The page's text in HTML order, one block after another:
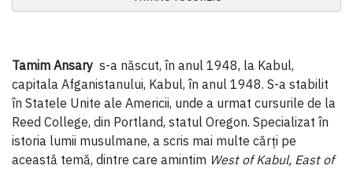
Tamim Ansary s-a născut, în anul 1948, la Kabul,
capitala Afganistanului, Kabul, în anul 1948. S-a stabilit
în Statele Unite ale Americii, unde a urmat cursurile de la
Reed College, din Portland, statul Oregon. Specializat în
istoria lumii musulmane, a scris mai multe cărți pe
această temă, dintre care amintim West of Kabul, East of